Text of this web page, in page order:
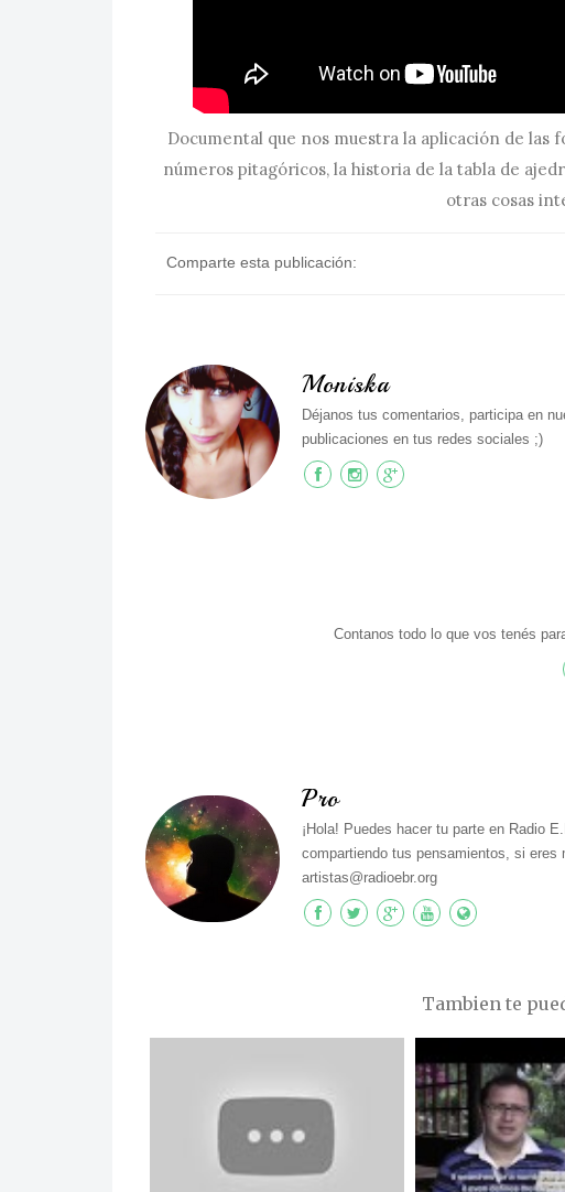
Documental que nos muestra la aplicación de las
números pitagóricos, la historia de la tabla de
otras cosas
Comparte esta publicación:
Moniska
Déjanos tus comentarios, participa en
publicaciones en tus redes sociales ;)
Contanos todo lo que vos tenés
Pro
¡Hola! Puedes hacer tu parte en Radio
compartiendo tus pensamientos, si
artistas@radioebr.org
Tambien te